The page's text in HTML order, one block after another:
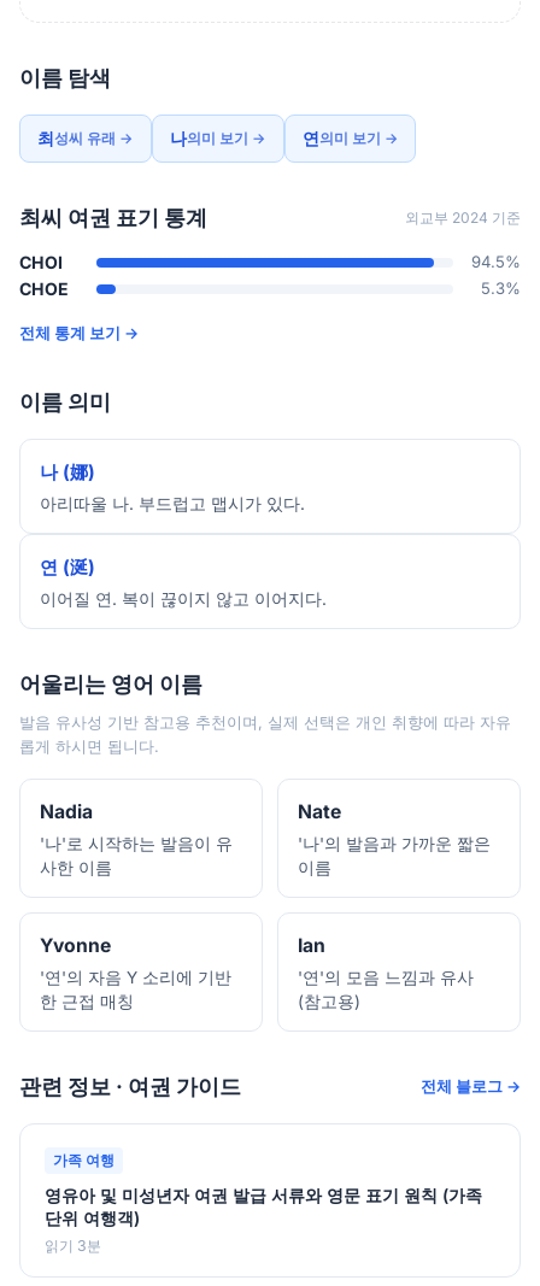
이름 탐색
최성씨 유래 → 나의미 보기 → 연의미 보기 →
최씨 여권 표기 통계 외교부 2024 기준
CHOI 94.5%
CHOE 5.3%
전체 통계 보기 →
이름 의미
나 (娜)
아리따울 나. 부드럽고 맵시가 있다.
연 (涎)
이어질 연. 복이 끊이지 않고 이어지다.
어울리는 영어 이름
발음 유사성 기반 참고용 추천이며, 실제 선택은 개인 취향에 따라 자유
롭게 하시면 됩니다.
Nadia
'나'로 시작하는 발음이 유
사한 이름
Nate
'나'의 발음과 가까운 짧은
이름
Yvonne
'연'의 자음 Y 소리에 기반
한 근접 매칭
Ian
'연'의 모음 느낌과 유사
(참고용)
관련 정보 · 여권 가이드 전체 블로그 →
가족 여행
영유아 및 미성년자 여권 발급 서류와 영문 표기 원칙 (가족
단위 여행객)
읽기 3분